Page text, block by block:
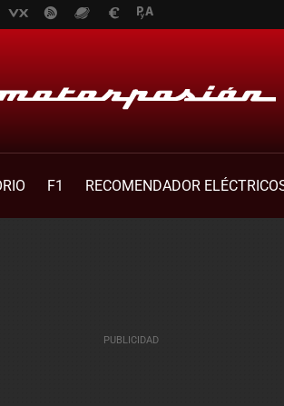
F1
RECOMENDADOR